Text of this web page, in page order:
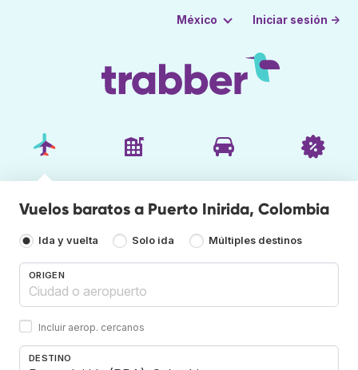
México Iniciar sesión →
Vuelos baratos a Puerto Inirida, Colombia
Ida y vuelta Solo ida Múltiples destinos
ORIGEN
Incluir aerop. cercanos
DESTINO